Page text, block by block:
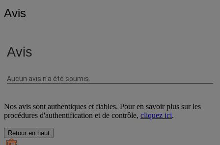
Avis
Nos avis sont authentiques et fiables. Pour en savoir plus sur les
procédures d'authentification et de contrôle, cliquez ici.
Retour en haut